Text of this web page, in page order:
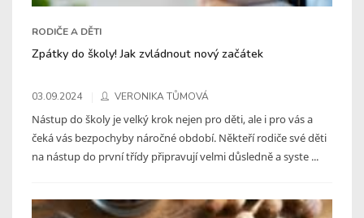
RODIČE A DĚTI
Zpátky do školy! Jak zvládnout nový začátek
03.09.2024 VERONIKA TŮMOVÁ
Nástup do školy je velký krok nejen pro děti, ale i pro vás a
čeká vás bezpochyby náročné období. Někteří rodiče své děti
na nástup do první třídy připravují velmi důsledně a syste ...